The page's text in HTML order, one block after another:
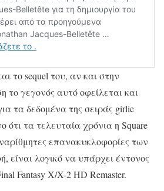
το sequel του, αν και στην
το γεγονός αυτό οφείλεται και
τα δεδομένα της σειράς girlie
ότι τα τελευταία χρόνια η Square
επανακυκλοφορίες των
είναι λογικό να υπάρχει έντονος
Fantasy X/X-2 HD Remaster.